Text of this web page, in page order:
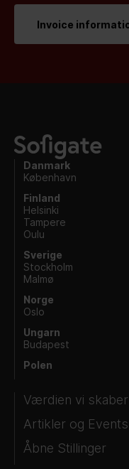
Invoice
Danmark
København
Finland
Helsinki
Tampere
Oulu
Sverige
Stockholm
Malmø
Norge
Oslo
Ungarn
Budapest
Polen
Værdien vi
Artikler og Events
Åbne Stillinger